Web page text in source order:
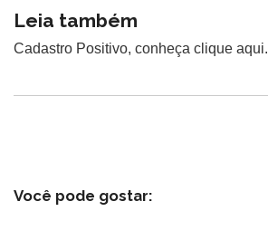
Leia também
Cadastro Positivo, conheça clique aqui.
Você pode gostar: